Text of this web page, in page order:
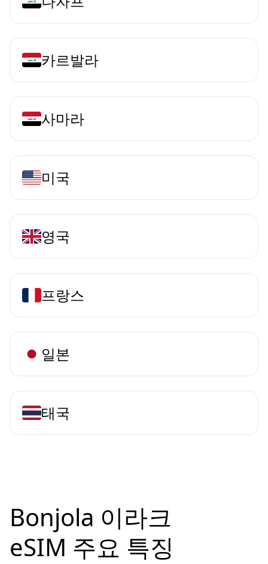
카르발라
사마라
미국
영국
프랑스
일본
태국
Bonjola 이라크
eSIM 주요 특징